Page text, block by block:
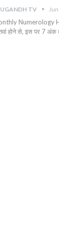
TV
Numerology
होने से, इस पर 7 अंक